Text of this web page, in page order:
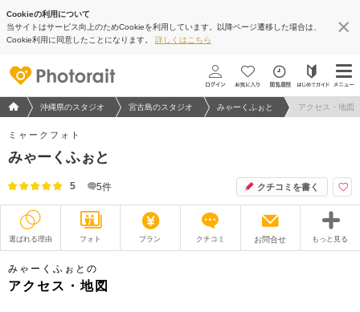
Cookieの利用について
当サイトはサービス向上のためCookieを利用しています。以降ページ遷移した場合は、
Cookie利用に同意したことになります。 詳しくはこちら
フォトウエディング/結婚写真のPhotorait ホーム
沖縄県のスタジオ 宮古島のスタジオ みゃーくふぉと アクセス・地図
ミャークフォト
みゃーくふぉと
5 5件 クチコミを書く
選ばれる理由 フォト プラン クチコミ お問合せ もっと見る
撮影レポート
みゃーくふぉとの
アクセス・地図
地図アプリで見る